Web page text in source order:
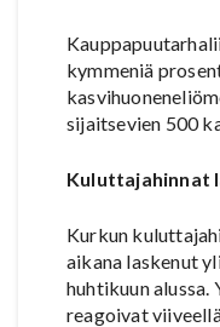
kymmeniä
sijaitsevien 500
Kuluttajahinnat
Kurkun
aikana laskenut
huhtikuun alussa.
reagoivat